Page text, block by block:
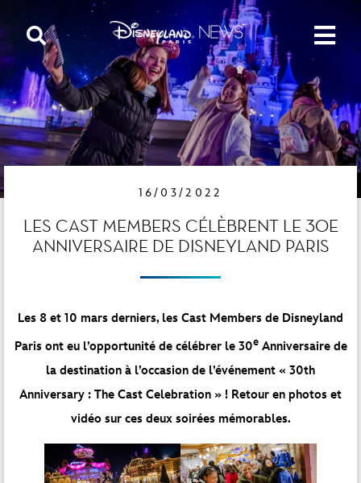
16/03/2022
LES CAST MEMBERS CÉLÈBRENT LE 30E
ANNIVERSAIRE DE DISNEYLAND PARIS
Les 8 et 10 mars derniers, les Cast Members de Disneyland
Paris ont eu l’opportunité de célébrer le 30eAnniversaire de
la destination à l’occasion de l’événement « 30th
Anniversary : The Cast Celebration » ! Retour en photos et
vidéo sur ces deux soirées mémorables.